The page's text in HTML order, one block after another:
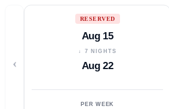
‹
RESERVED
Aug 15
↓ 7 NIGHTS
Aug 22
PER WEEK